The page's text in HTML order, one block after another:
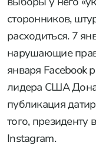
сторонников,
расходиться. 7
нарушающие
января Facebook
лидера США
публикация
того, президенту
Instagram.